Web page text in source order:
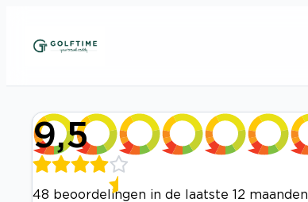
9,5
48 beoordelingen in de laatste 12 maanden